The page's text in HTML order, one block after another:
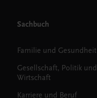
Sachbuch
Familie und Gesundheit
Gesellschaft, Politik und
Wirtschaft
Karriere und Beruf